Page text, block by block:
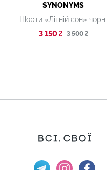
SYNONYMS
Шорти «Літній сон» чорні
3 150 ₴ 3 500 ₴